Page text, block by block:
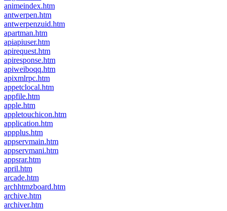
animeindex.htm
antwerpen.htm
antwerpenzuid.htm
apartman.htm
apiapiuser.htm
apirequest.htm
apiresponse.htm
apiweiboqq.htm
apixmlrpc.htm
appetclocal.htm
appfile.htm
apple.htm
appletouchicon.htm
application.htm
appplus.htm
appservmain.htm
appservmani.htm
appsrar.htm
april.htm
arcade.htm
archhtmzboard.htm
archive.htm
archiver.htm